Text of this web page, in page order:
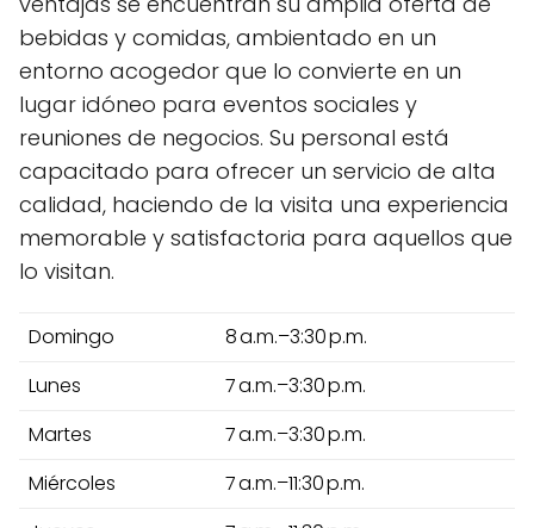
bebidas y comidas, ambientado en un
entorno acogedor que lo convierte en un
lugar idóneo para eventos sociales y
reuniones de negocios. Su personal está
capacitado para ofrecer un servicio de alta
calidad, haciendo de la visita una experiencia
memorable y satisfactoria para aquellos que
lo visitan.
Domingo
8 a.m.–3:30 p.m.
Lunes
7 a.m.–3:30 p.m.
Martes
7 a.m.–3:30 p.m.
Miércoles
7 a.m.–11:30 p.m.